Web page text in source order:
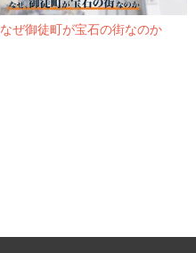
なぜ御徒町が宝石の街なのか